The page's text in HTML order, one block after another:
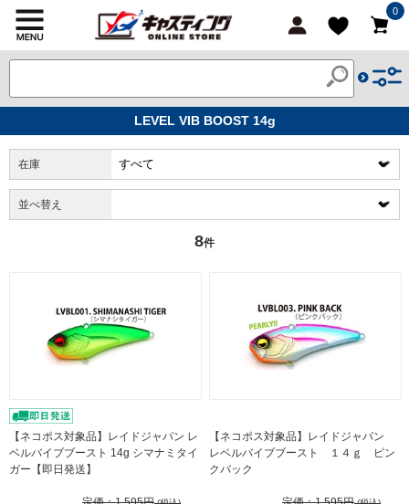
0
LEVEL VIB BOOST 14g
在庫
並べ替え
8件
【ネコポス対象品】レイドジャパン レ
ベルバイブブースト 14g シマナミタイ
ガー【即日発送】
【ネコポス対象品】レイドジャパン
レベルバイブブースト １４ｇ ピン
クバック